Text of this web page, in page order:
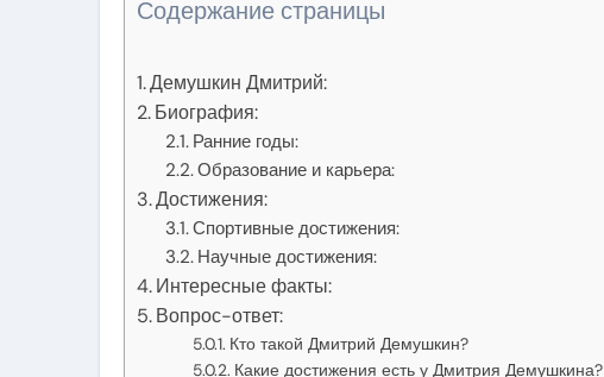
Содержание страницы
Демушкин Дмитрий:
Биография:
Ранние годы:
Образование и карьера:
Достижения:
Спортивные достижения:
Научные достижения:
Интересные факты:
Вопрос-ответ:
Кто такой Дмитрий Демушкин?
Какие достижения есть у Дмитрия Демушкина?